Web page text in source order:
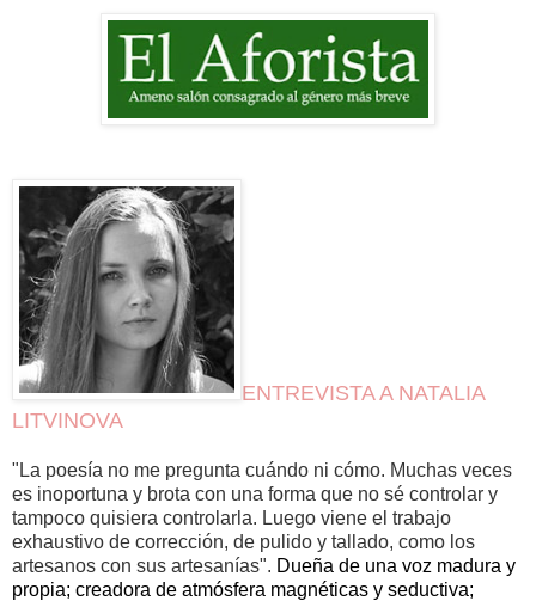
ENTREVISTA A NATALIA
LITVINOVA
"La poesía no me pregunta cuándo ni cómo. Muchas veces
es inoportuna y brota con una forma que no sé controlar y
tampoco quisiera controlarla. Luego viene el trabajo
exhaustivo de corrección, de pulido y tallado, como los
artesanos con sus artesanías". Dueña de una voz madura y
propia; creadora de atmósfera magnéticas y seductiva;